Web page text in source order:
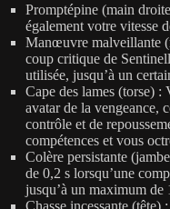
Promptépine (main
également votre vitesse
Manœuvre malveillante
coup critique de
utilisée, jusqu’à un
Cape des lames (torse) :
avatar de la vengeance,
contrôle et de
compétences et vous
Colère persistante
de 0,2 s lorsqu’une
jusqu’à un maximum de
Chasse incessante